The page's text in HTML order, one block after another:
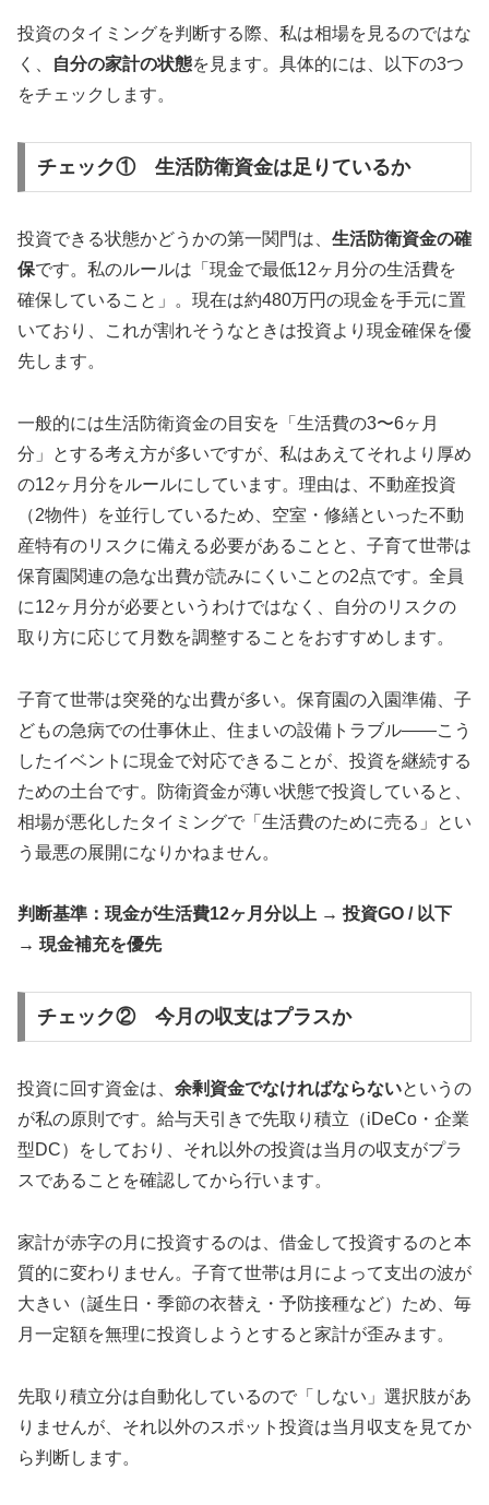
投資のタイミングを判断する際、私は相場を見るのではな
く、
自分の家計の状態を見ます。具体的には、以下の3つ
をチェックします。
チェック① 生活防衛資金は足りているか
投資できる状態かどうかの第一関門は、 生活防衛資金の確
保です。私のルールは「現金で最低12ヶ月分の生活費を
確保していること」。現在は約480万円の現金を手元に置
いており、これが割れそうなときは投資より現金確保を優
先します。
一般的には生活防衛資金の目安を「生活費の3〜6ヶ月
分」とする考え方が多いですが、私はあえてそれより厚め
の12ヶ月分をルールにしています。理由は、不動産投資
（2物件）を並行しているため、空室・修繕といった不動
産特有のリスクに備える必要があることと、子育て世帯は
保育園関連の急な出費が読みにくいことの2点です。全員
に12ヶ月分が必要というわけではなく、自分のリスクの
取り方に応じて月数を調整することをおすすめします。
子育て世帯は突発的な出費が多い。保育園の入園準備、子
どもの急病での仕事休止、住まいの設備トラブル——こう
したイベントに現金で対応できることが、投資を継続する
ための土台です。防衛資金が薄い状態で投資していると、
相場が悪化したタイミングで「生活費のために売る」とい
う最悪の展開になりかねません。
判断基準：現金が生活費12ヶ月分以上 → 投資GO / 以下
→ 現金補充を優先
チェック② 今月の収支はプラスか
投資に回す資金は、 余剰資金でなければならないというの
が私の原則です。給与天引きで先取り積立（iDeCo・企業
型DC）をしており、それ以外の投資は当月の収支がプラ
スであることを確認してから行います。
家計が赤字の月に投資するのは、借金して投資するのと本
質的に変わりません。子育て世帯は月によって支出の波が
大きい（誕生日・季節の衣替え・予防接種など）ため、毎
月一定額を無理に投資しようとすると家計が歪みます。
先取り積立分は自動化しているので「しない」選択肢があ
りませんが、それ以外のスポット投資は当月収支を見てか
ら判断します。